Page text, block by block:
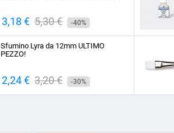
Prezzo
3,18 € Prezzo
base
5,30 € -40%
Sfumino Lyra da 12mm ULTIMO
PEZZO!
Prezzo
2,24 € Prezzo
base
3,20 € -30%